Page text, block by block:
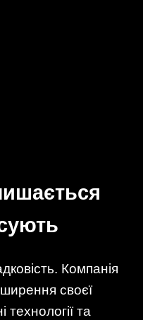
Компанія
своєї
технології та